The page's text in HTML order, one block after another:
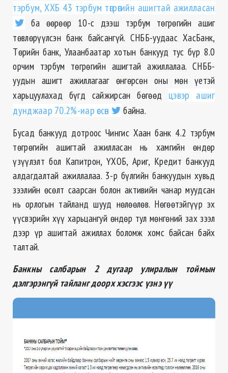
тэрбум, ХХБ 43 тэрбум төгрөгийн ашигтай ажилласан
ба өөрөөр 10-с дээш тэрбум төгрөгийн ашиг
төвлөрүүлсэн банк байсангүй. СНББ-уудаас ХасБанк,
Төрийн банк, Улаанбаатар хотын банкууд тус бүр 8.0
орчим тэрбум төгрөгийн ашигтай ажиллалаа. СНББ-
уудын ашигт ажиллагааг өнгөрсөн оны мөн үетэй
харьцуулахад бүгд сайжирсан бөгөөд цэвэр ашиг
дунджаар 70.2%-иар өссөн
байна.
Бусад банкууд дотроос Чингис Хаан банк 4.2 тэрбум
төгрөгийн ашигтай ажилласан нь хамгийн өндөр
үзүүлэлт бол Капитрон, ҮХОБ, Ариг, Кредит банкууд
алдагдалтай ажиллалаа. 3-р бүлгийн банкуудын хувьд
зээлийн өсөлт саарсан болон активийн чанар муудсан
нь орлогын тайланд шууд нөлөөлөв. Нөгөөтэйгүүр эх
үүсвэрийн хүү харьцангуй өндөр тул мөнгөний зах зээл
дээр үр ашигтай ажиллах боломж хомс байсан байх
талтай.
Банкны салбарын 2 дугаар улиралын тоймын
дэлгэрэнгүй тайланг доорх хэсгээс үзнэ үү